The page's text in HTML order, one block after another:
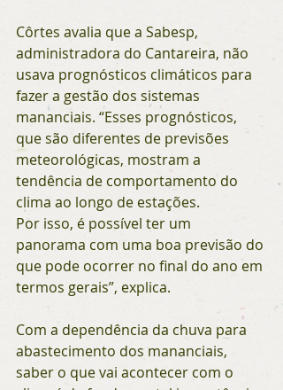
Côrtes avalia que a Sabesp,
administradora do Cantareira, não
usava prognósticos climáticos para
fazer a gestão dos sistemas
mananciais. “Esses prognósticos,
que são diferentes de previsões
meteorológicas, mostram a
tendência de comportamento do
clima ao longo de estações.
Por isso, é possível ter um
panorama com uma boa previsão do
que pode ocorrer no final do ano em
termos gerais”, explica.
Com a dependência da chuva para
abastecimento dos mananciais,
saber o que vai acontecer com o